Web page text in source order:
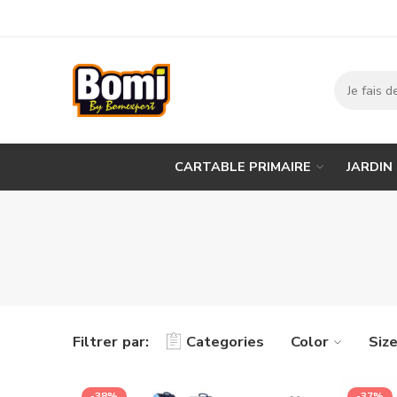
CARTABLE PRIMAIRE
Filtrer par: Categories Color Size